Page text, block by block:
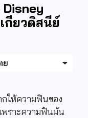
กียวดิสนีย์
ย語
ให้ความฟินของ
ราะความฟินมัน